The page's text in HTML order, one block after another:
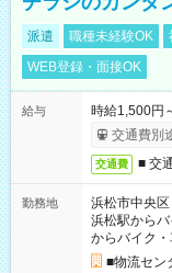
派遣 職種未経験OK
WEB登録・面接OK
給与
時給1,500円
交通費別
交通費 ■ 交
勤務地
浜松市中央区
浜松駅から
からバイク
■物流セ